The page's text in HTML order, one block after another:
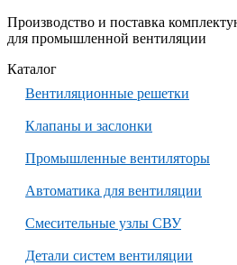
Производство и поставка
для промышленной вентиляции
Каталог
Вентиляционные решетки
Клапаны и заслонки
Промышленные вентиляторы
Автоматика для вентиляции
Смесительные узлы СВУ
Детали систем вентиляции